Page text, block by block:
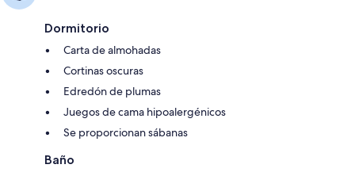
Dormitorio
Carta de almohadas
Cortinas oscuras
Edredón de plumas
Juegos de cama hipoalergénicos
Se proporcionan sábanas
Baño